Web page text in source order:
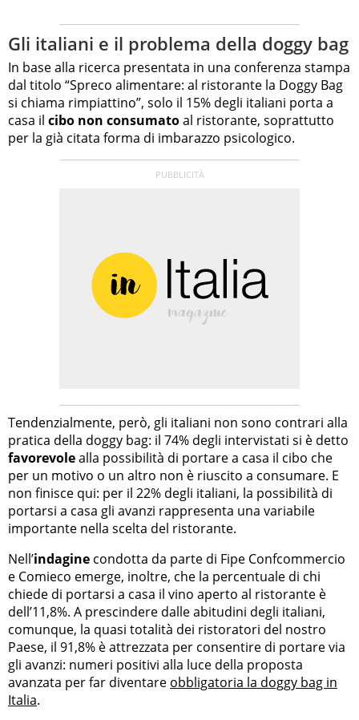
Gli italiani e il problema della doggy bag
In base alla ricerca presentata in una conferenza stampa
dal titolo “Spreco alimentare: al ristorante la Doggy Bag
si chiama rimpiattino”, solo il 15% degli italiani porta a
casa il cibo non consumatoal ristorante, soprattutto
per la già citata forma di imbarazzo psicologico.
Tendenzialmente, però, gli italiani non sono contrari alla
pratica della doggy bag: il 74% degli intervistati si è detto
favorevolealla possibilità di portare a casa il cibo che
per un motivo o un altro non è riuscito a consumare. E
non finisce qui: per il 22% degli italiani, la possibilità di
portarsi a casa gli avanzi rappresenta una variabile
importante nella scelta del ristorante.
Nell’indagine condotta da parte di Fipe Confcommercio
e Comieco emerge, inoltre, che la percentuale di chi
chiede di portarsi a casa il vino aperto al ristorante è
dell’11,8%. A prescindere dalle abitudini degli italiani,
comunque, la quasi totalità dei ristoratori del nostro
Paese, il 91,8% è attrezzata per consentire di portare via
gli avanzi: numeri positivi alla luce della proposta
avanzata per far diventare obbligatoria la doggy bag in
Italia.